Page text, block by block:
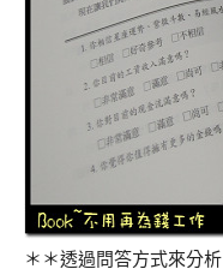
＊＊透過問答方式來分析